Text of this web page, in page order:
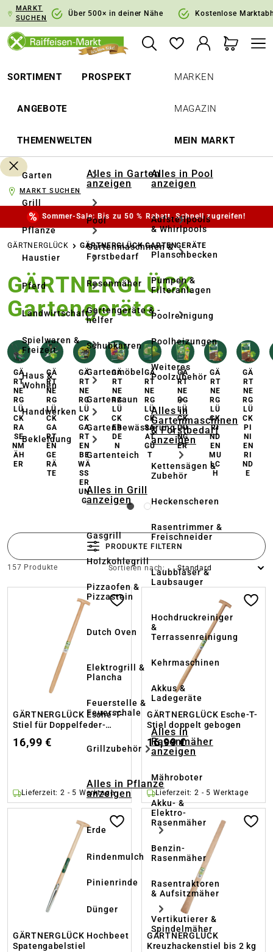
Zur Hauptnavigation springen
MARKT
SUCHEN
Über 500× in deiner Nähe Kostenlose
SORTIMENT PROSPEKT
ANGEBOTE
THEMENWELTEN
MARKEN
MAGAZIN
MEIN MARKT
Garten
Grill
Pflanze
Haustier
Pferd
Landwirtschaft
Spielwaren &
Freizeit
Haus &
Wohnen
Handwerken
Bekleidung
Alles in Garten
anzeigen
Pool
Gartenmaschinen &
Forstbedarf
Rasenmäher
Gartengeräte & -
helfer
Schubkarren
Gartenmöbel
Gartenzaun
Gartenbewässerung
Gartenteich
Alles in Grill
anzeigen
Gasgrill
Holzkohlegrill
Pizzaofen &
Pizzastein
Dutch Oven
Elektrogrill &
Plancha
Feuerstelle &
Feuerschale
Grillzubehör
Alles in Pflanze
anzeigen
Erde
Rindenmulch
Pinienrinde
Dünger
Hochbeet
Alles in Pool
anzeigen
Aufstellpools
& Whirlpools
Planschbecken
Pumpen &
Filteranlagen
Poolreinigung
Poolheizungen
Weiteres
Poolzubehör
Alles in
Gartenmaschinen
& Forstbedarf
anzeigen
Kettensägen &
Zubehör
Heckenscheren
Rasentrimmer &
Freischneider
Laubbläser &
Laubsauger
Hochdruckreiniger
&
Terrassenreinigung
Kehrmaschinen
Akkus &
Ladegeräte
Alles in
Rasenmäher
anzeigen
Mähroboter
Akku- &
Elektro-
Rasenmäher
Benzin-
Rasenmäher
Rasentraktoren
& Aufsitzmäher
Vertikutierer &
Spindelmäher
MARKT SUCHEN
Sommer-Sale: Bis zu 50 % Rabatt. Schnell zugreifen!
GÄRTNERGLÜCK GÄRTNERGLÜCK GARTENGERÄTE
GÄRTNERGLÜCK
Gartengeräte
GÄ
RT
NE
RG
LÜ
CK
RA
SE
NM
ÄH
ER
GÄ
RT
NE
RG
LÜ
CK
GA
RT
EN
GE
RÄ
TE
GÄ
RT
NE
RG
LÜ
CK
GA
RT
EN
BE
WÄ
SS
ER
UN
G
GÄ
RT
NE
RG
LÜ
CK
ER
DE
N
GÄ
RT
NE
RG
LÜ
CK
SA
AT
GU
T
GÄ
RT
NE
RG
LÜ
CK
DÜ
NG
ER
GÄ
RT
NE
RG
LÜ
CK
RI
ND
EN
MU
LC
H
GÄ
RT
NE
RG
LÜ
CK
PI
NI
EN
RI
ND
E
PRODUKTE FILTERN
157 Produkte Sortieren nach:
GÄRTNERGLÜCK Esche-T-
Stiel für Doppelfeder-
16,99 €
Lieferzeit: 2 - 5 Werktage
GÄRTNERGLÜCK Esche-T-
Stiel doppelt gebogen
16,99 €
Lieferzeit: 2 - 5 Werktage
GÄRTNERGLÜCK
Spatengabelstiel
GÄRTNERGLÜCK
Kreuzhackenstiel bis 2 kg